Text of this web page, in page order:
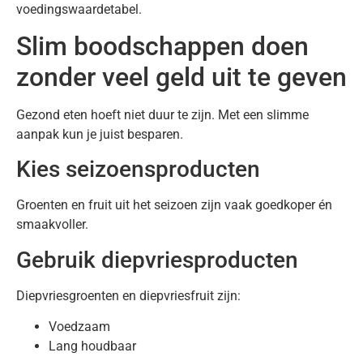
voedingswaardetabel.
Slim boodschappen doen
zonder veel geld uit te geven
Gezond eten hoeft niet duur te zijn. Met een slimme
aanpak kun je juist besparen.
Kies seizoensproducten
Groenten en fruit uit het seizoen zijn vaak goedkoper én
smaakvoller.
Gebruik diepvriesproducten
Diepvriesgroenten en diepvriesfruit zijn:
Voedzaam
Lang houdbaar